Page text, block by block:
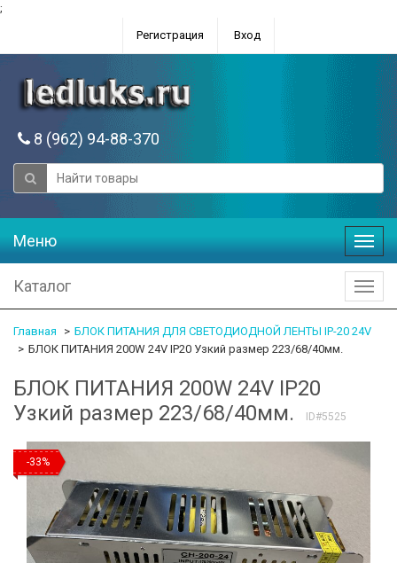
;
Регистрация
Вход
8 (962) 94-88-370
Меню
Меню
Каталог
Главная
БЛОК ПИТАНИЯ ДЛЯ СВЕТОДИОДНОЙ ЛЕНТЫ IP-20 24V
БЛОК ПИТАНИЯ 200W 24V IP20 Узкий размер 223/68/40мм.
БЛОК ПИТАНИЯ 200W 24V IP20
Узкий размер 223/68/40мм.
ID#5525
-33%